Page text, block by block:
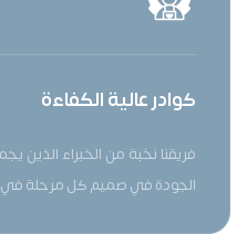
كوادر عالية الكفاءة
فريقنا نخبة من الخبراء الذين
الجودة في صميم كل مرحلة في